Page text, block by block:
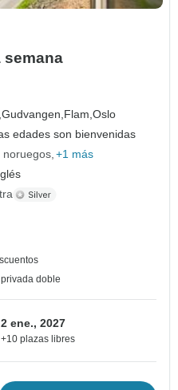
semana
Gudvangen,Flam,Oslo
edades son bienvenidas
noruegos +1 más
doble
2 ene., 2027
+10 plazas libres